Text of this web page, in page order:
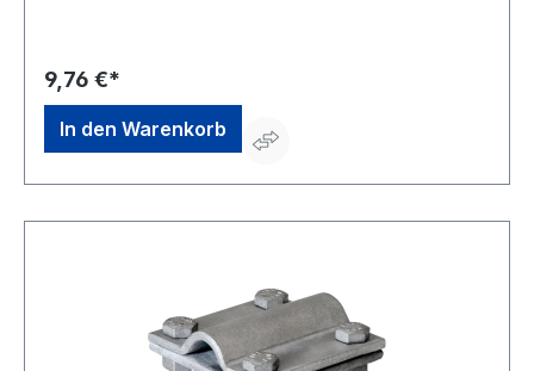
9,76 €*
In den Warenkorb